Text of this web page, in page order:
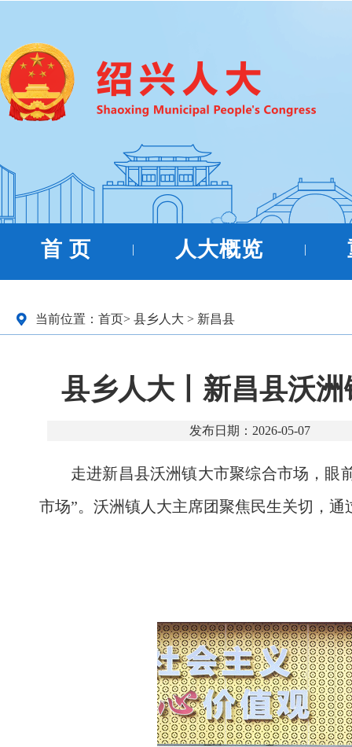
首 页 | 人大概览 |
当前位置： 首页> 县乡人大 > 新昌县
县乡人大丨新昌县沃
发布日期：2026-05-07
走进新昌县沃洲镇大市聚综合市场，眼
市场”。沃洲镇人大主席团聚焦民生关切，